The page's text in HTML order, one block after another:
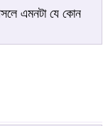
এমনটা যে কোন